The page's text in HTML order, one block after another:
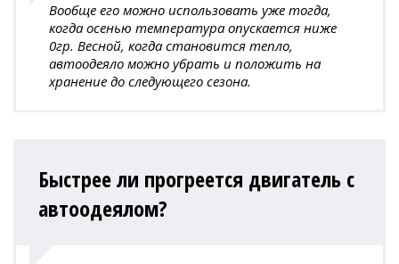
Вообще его можно использовать уже тогда,
когда осенью температура опускается ниже
0гр. Весной, когда становится тепло,
автоодеяло можно убрать и положить на
хранение до следующего сезона.
Быстрее ли прогреется двигатель с
автоодеялом?